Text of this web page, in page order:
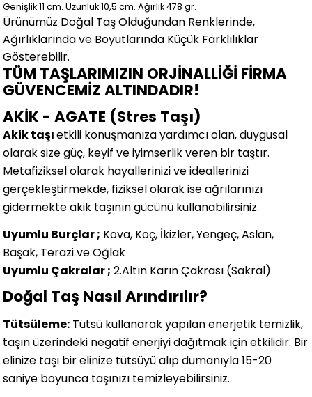
Genişlik 11 cm.Uzunluk 10,5 cm.Ağırlık 478 gr.
Ürünümüz Doğal Taş Olduğundan Renklerinde,
Ağırlıklarında ve Boyutlarında Küçük Farklılıklar
Gösterebilir.
TÜM TAŞLARIMIZIN ORJİNALLİĞİ FİRMA
GÜVENCEMİZ ALTINDADIR!
AKİK - AGATE (Stres Taşı)
Akik taşıetkili konuşmanıza yardımcı olan, duygusal
olarak size güç, keyif ve iyimserlik veren bir taştır.
Metafiziksel olarak hayallerinizi ve ideallerinizi
gerçekleştirmekde, fiziksel olarak ise ağrılarınızı
gidermekte akik taşının gücünü kullanabilirsiniz.
Uyumlu Burçlar ; Kova, Koç, İkizler, Yengeç, Aslan,
Başak, Terazi ve Oğlak
Uyumlu Çakralar ; 2.Altın Karın Çakrası (Sakral)
Doğal Taş Nasıl Arındırılır?
Tütsüleme: Tütsü kullanarak yapılan enerjetik temizlik,
taşın üzerindeki negatif enerjiyi dağıtmak için etkilidir. Bir
elinize taşı bir elinize tütsüyü alıp dumanıyla 15-20
saniye boyunca taşınızı temizleyebilirsiniz.